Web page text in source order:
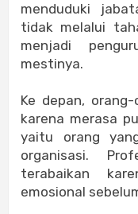
menduduki
tidak melalui
menjadi
mestinya.
Ke depan,
karena merasa
yaitu orang
organisasi.
terabaikan
emosional